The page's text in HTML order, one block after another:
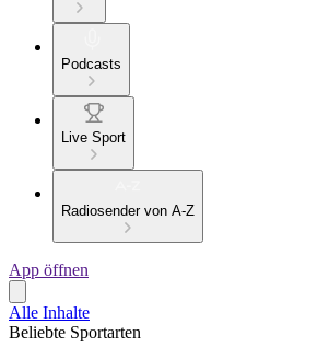
Podcasts
Live Sport
Radiosender von A-Z
App öffnen
Alle Inhalte
Beliebte Sportarten